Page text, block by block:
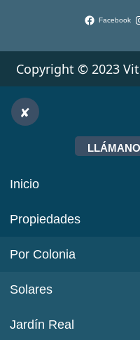
Facebook
Copyright © 2023
Inicio
Propiedades
Por Colonia
Solares
Jardín Real